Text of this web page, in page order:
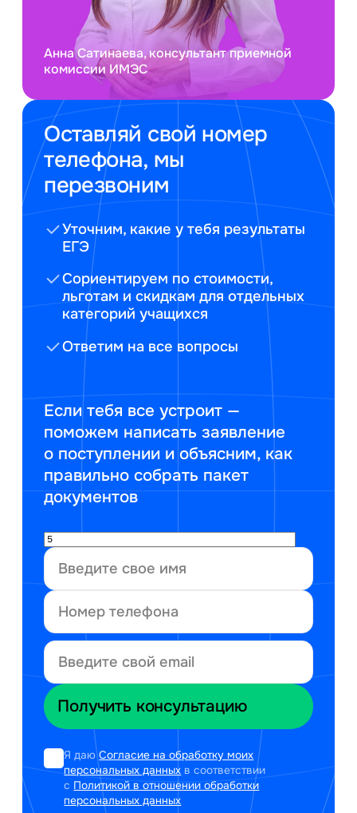
Оставляй свой номер
телефона, мы
перезвоним
Уточним, какие у тебя результаты
ЕГЭ
Сориентируем по стоимости,
льготам и скидкам для отдельных
категорий учащихся
Ответим на все вопросы
Если тебя все устроит —
поможем написать заявление
о поступлении и объясним, как
правильно собрать пакет
документов
Я даюСогласие на обработку моих
персональных данных в соответствии
с Политикой в отношении обработки
персональных данных
Анна Сатинаева, консультант приемной
комиссии ИМЭС